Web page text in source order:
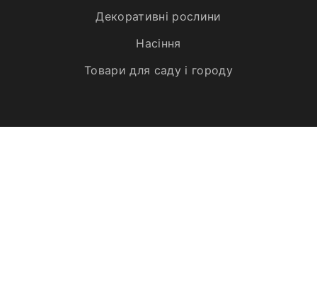
Декоративні рослини
Насіння
Товари для саду і городу